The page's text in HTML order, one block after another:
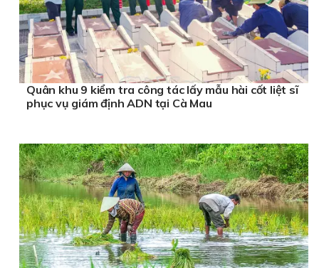
Quân khu 9 kiểm tra công tác lấy mẫu hài cốt liệt sĩ
phục vụ giám định ADN tại Cà Mau